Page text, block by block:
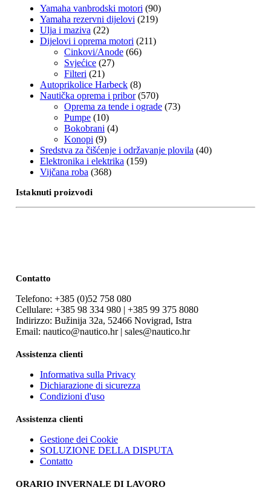
Yamaha vanbrodski motori (90)
Yamaha rezervni dijelovi (219)
Ulja i maziva (22)
Dijelovi i oprema motori (211)
Cinkovi/Anode (66)
Svjećice (27)
Filteri (21)
Autoprikolice Harbeck (8)
Nautička oprema i pribor (570)
Oprema za tende i ograde (73)
Pumpe (10)
Bokobrani (4)
Konopi (9)
Sredstva za čišćenje i održavanje plovila (40)
Elektronika i elektrika (159)
Vijčana roba (368)
Istaknuti proizvodi
Contatto
Telefono: +385 (0)52 758 080
Cellulare: +385 98 334 980 | +385 99 375 8080
Indirizzo: Bužinija 32a, 52466 Novigrad, Istra
Email: nautico@nautico.hr | sales@nautico.hr
Assistenza clienti
Informativa sulla Privacy
Dichiarazione di sicurezza
Condizioni d'uso
Assistenza clienti
Gestione dei Cookie
SOLUZIONE DELLA DISPUTA
Contatto
ORARIO INVERNALE DI LAVORO